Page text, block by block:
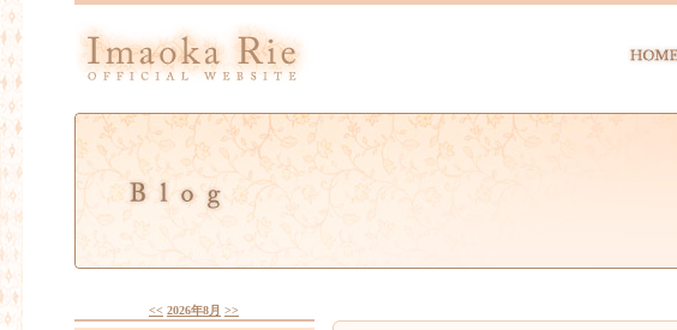
<< 2026年8月 >>